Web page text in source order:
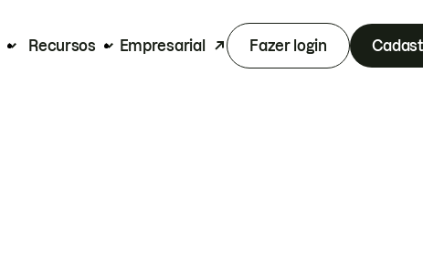
Recursos Empresarial Fazer login